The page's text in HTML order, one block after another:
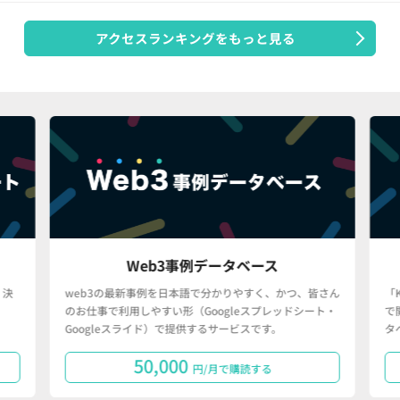
アクセスランキングをもっと見る
Web3事例データベース
web3の最新事例を日本語で分かりやすく、かつ、皆さん
のお仕事で利用しやすい形（Googleスプレッドシート・
Googleスライド）で提供するサービスです。
50,000 円/月で購読する
で
タ